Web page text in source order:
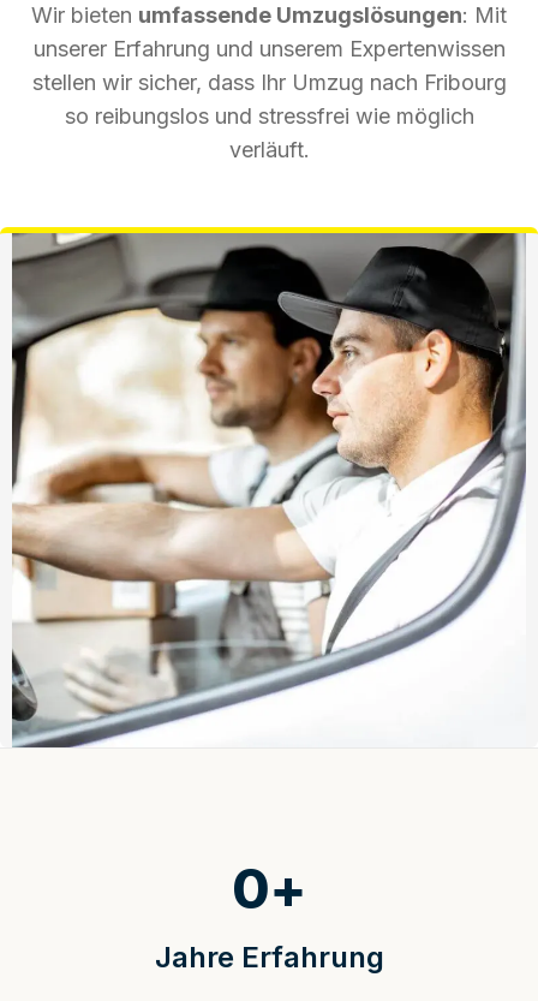
Wir bieten umfassende Umzugslösungen: Mit
unserer Erfahrung und unserem Expertenwissen
stellen wir sicher, dass Ihr Umzug nach Fribourg
so reibungslos und stressfrei wie möglich
verläuft.
Jahre Erfahrung
0+